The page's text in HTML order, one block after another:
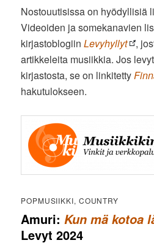
Nostouutisissa on hyödyllisiä
Videoiden ja somekanavien
kirjastoblogiinLevyhyllyt
,
artikkeleita musiikkia. Jos
kirjastosta, se on linkitetty
hakutulokseen.
POPMUSIIKKI, COUNTRY
Amuri:Kun mä kotoa
Levyt 2024